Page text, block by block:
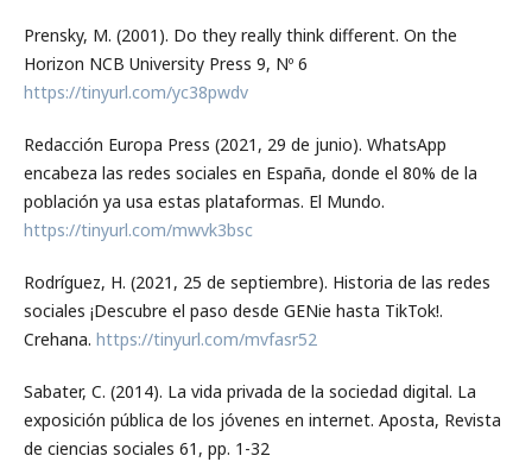
Prensky, M. (2001). Do they really think different. On the
Horizon NCB University Press 9, Nº 6
https://tinyurl.com/yc38pwdv
Redacción Europa Press (2021, 29 de junio). WhatsApp
encabeza las redes sociales en España, donde el 80% de la
población ya usa estas plataformas. El Mundo.
https://tinyurl.com/mwvk3bsc
Rodríguez, H. (2021, 25 de septiembre). Historia de las redes
sociales ¡Descubre el paso desde GENie hasta TikTok!.
Crehana. https://tinyurl.com/mvfasr52
Sabater, C. (2014). La vida privada de la sociedad digital. La
exposición pública de los jóvenes en internet. Aposta, Revista
de ciencias sociales 61, pp. 1-32